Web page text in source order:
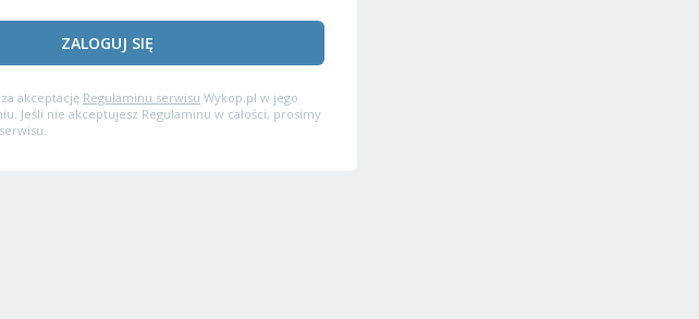
ZALOGUJ SIĘ
akceptację Regulaminu serwisu Wykop.pl w jego
Jeśli nie akceptujesz Regulaminu w całości, prosimy